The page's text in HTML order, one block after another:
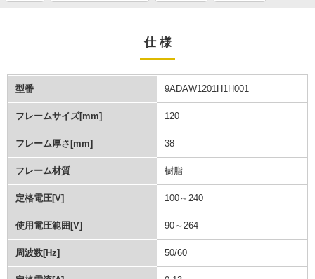
仕 様
型番 9ADAW1201H1H001
フレームサイズ[mm] 120
フレーム厚さ[mm] 38
フレーム材質 樹脂
定格電圧[V] 100～240
使用電圧範囲[V] 90～264
周波数[Hz] 50/60